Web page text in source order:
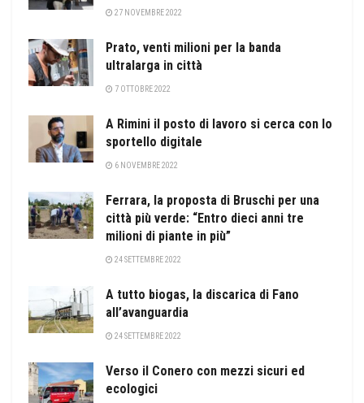
27 NOVEMBRE 2022
Prato, venti milioni per la banda
ultralarga in città
7 OTTOBRE 2022
A Rimini il posto di lavoro si cerca con lo
sportello digitale
6 NOVEMBRE 2022
Ferrara, la proposta di Bruschi per una
città più verde: “Entro dieci anni tre
milioni di piante in più”
24 SETTEMBRE 2022
A tutto biogas, la discarica di Fano
all’avanguardia
24 SETTEMBRE 2022
Verso il Conero con mezzi sicuri ed
ecologici